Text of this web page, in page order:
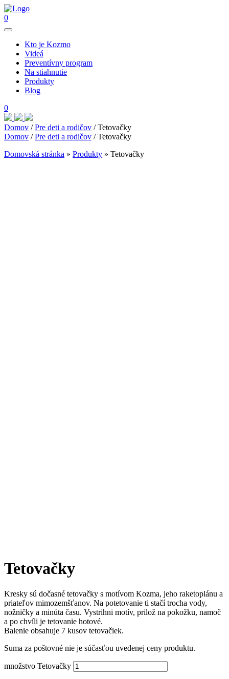
0
Kto je Kozmo
Videá
Preventívny program
Na stiahnutie
Produkty
Blog
0
Domov /Pre deti a rodičov / Tetovačky
Domov /Pre deti a rodičov / Tetovačky
Domovská stránka » Produkty » Tetovačky
Tetovačky
Kresky sú dočasné tetovačky s motívom Kozma, jeho raketoplánu a
priateľov mimozemšťanov. Na potetovanie ti stačí trocha vody,
nožničky a minúta času. Vystrihni motív, prilož na pokožku, namoč
a po chvíli je tetovanie hotové.
Balenie obsahuje 7 kusov tetovačiek.
Suma za poštovné nie je súčasťou uvedenej ceny produktu.
množstvo Tetovačky